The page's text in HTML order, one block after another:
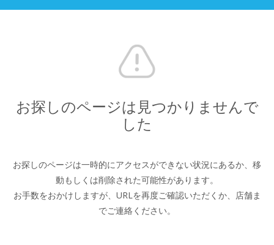
お探しのページは見つかりませんで
した
お探しのページは一時的にアクセスができない状況にあるか、 移
動もしくは削除された可能性があります。
お手数をおかけしますが、URLを再度ご確認いただくか、 店舗ま
でご連絡ください。